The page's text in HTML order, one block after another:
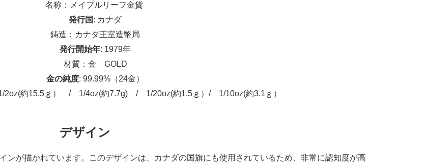
名称：メイプルリーフ金貨
発行国: カナダ
鋳造：カナダ王室造幣局
発行開始年: 1979年
材質：金 GOLD
金の純度: 99.99%（24金）
2oz(約15.5ｇ） / 1/4oz(約7.7g) / 1/20oz(約1.5ｇ）/ 1/10oz(約3.1ｇ）
デザイン
ンが描かれています。このデザインは、カナダの国旗にも使用されているため、非常に認知度が高